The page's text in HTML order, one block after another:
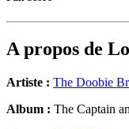
A propos de
Artiste : The Doobie
Album : The Captain